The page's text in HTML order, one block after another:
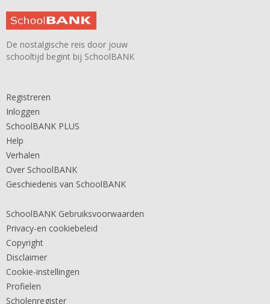
De nostalgische reis door jouw
schooltijd begint bij SchoolBANK
Registreren
Inloggen
SchoolBANK PLUS
Help
Verhalen
Over SchoolBANK
Geschiedenis van SchoolBANK
SchoolBANK Gebruiksvoorwaarden
Privacy-en cookiebeleid
Copyright
Disclaimer
Cookie-instellingen
Profielen
Scholenregister